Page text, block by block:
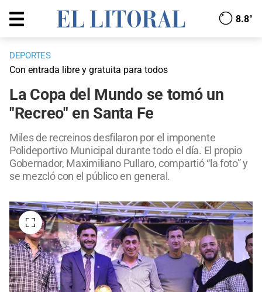
8.8°
DEPORTES
Con entrada libre y gratuita para todos
La Copa del Mundo se tomó un
"Recreo" en Santa Fe
Miles de recreinos desfilaron por el imponente
Polideportivo Municipal durante todo el día. El propio
Gobernador, Maximiliano Pullaro, compartió “la foto” y
se mezcló con el público en general.